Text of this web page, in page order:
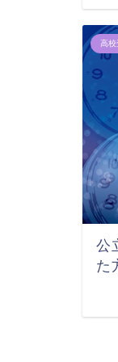
高校
公
た